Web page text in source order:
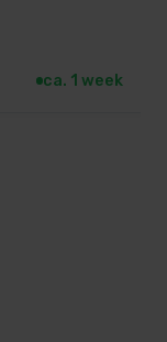
ca. 1 week